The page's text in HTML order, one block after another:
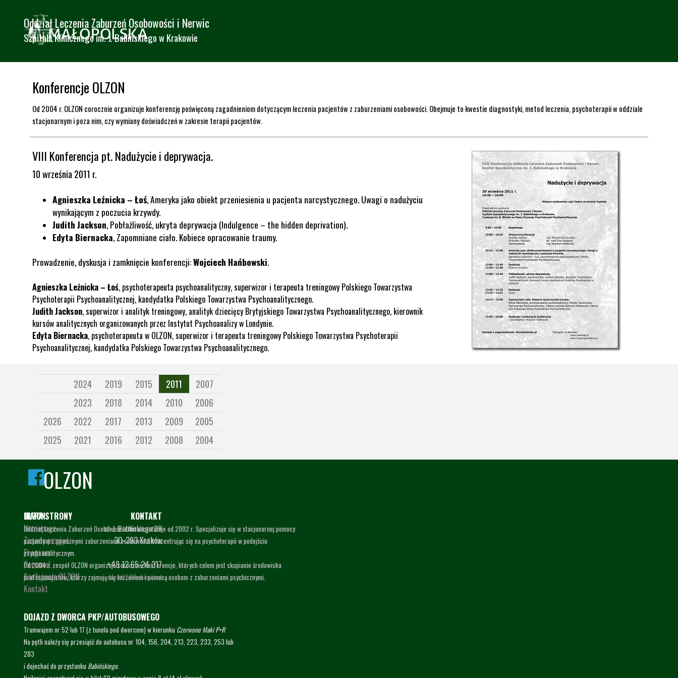
Oddział Leczenia Zaburzeń Osobowości i Nerwic
Szpitala Klinicznego im. J. Babińskiego w Krakowie
Konferencje OLZON
Od 2004 r. OLZON corocznie organizuje konferencję poświęconą zagadnieniom dotyczącym leczenia pacjentów z zaburzeniami osobowości. Obejmuje to kwestie diagnostyki, metod leczenia, psychoterapii w oddziale
stacjonarnym i poza nim, czy wymiany doświadczeń w zakresie terapii pacjentów.
VIII Konferencja pt. Nadużycie i deprywacja.
10 września 2011 r.
Agnieszka Leźnicka – Łoś,Ameryka jako obiekt przeniesienia u pacjenta narcystycznego. Uwagi o nadużyciu
wynikającym z poczucia krzywdy.
Judith Jackson,Pobłażliwość, ukryta deprywacja (Indulgence – the hidden deprivation).
Edyta Biernacka,Zapomniane ciało. Kobiece opracowanie traumy.
Prowadzenie, dyskusja i zamknięcie konferencji:Wojciech Hańbowski.
Agnieszka Leźnicka – Łoś, psychoterapeuta psychoanalityczny, superwizor i terapeuta treningowy Polskiego Towarzystwa
Psychoterapii Psychoanalitycznej, kandydatka Polskiego Towarzystwa Psychoanalitycznego.
Judith Jackson, superwizor i analityk treningowy, analityk dziecięcy Brytyjskiego Towarzystwa Psychoanalitycznego, kierownik
kursów analitycznych organizowanych przez Instytut Psychoanalizy w Londynie.
Edyta Biernacka, psychoterapeuta w OLZON, superwizor i terapeuta treningowy Polskiego Towarzystwa Psychoterapii
Psychoanalitycznej, kandydatka Polskiego Towarzystwa Psychoanalitycznego.
2024 2019 2015 2011
2007
2023
2018 2014 2010
2006
2026
2022 2017 2013 2009
2005
2025
2021 2016 2012 2008 2004
OLZON
MAPA STRONY
Homepage
Zasady przyjęć
Program
Personel
Konfrencje OLZON
Kontakt
OLZON
Oddział Leczenia Zaburzeń Osobowości i Nerwic istnieje od 2002 r. Specjalizuje się w stacjonarnej pomocy
pacjentom z poważnymi zaburzeniami osobowości koncentrując się na psychoterapii w podejściu
psychoanalitycznym.
Od 2004 r. zespół OLZON organizuje corocznie konferencje, których celem jest skupianie środowiska
profesjonalistów, którzy zajmują się leczeniem i pomocą osobom z zaburzeniami psychicznymi.
KONTAKT
ul. J. Babińskiego 29
30-393 Kraków
+48 12 65 24 317
oddzial7f@babinski.pl
DOJAZD Z DWORCA PKP/AUTOBUSOWEGO
Tramwajem nr 52 lub 17 (z tunelu pod dworcem) w kierunku Czerwone Maki P+R
Na pętli należy się przesiąść do autobusu nr 104, 156, 204, 213, 223, 233, 253 lub
283
i dojechać do przystanku Babińskiego.